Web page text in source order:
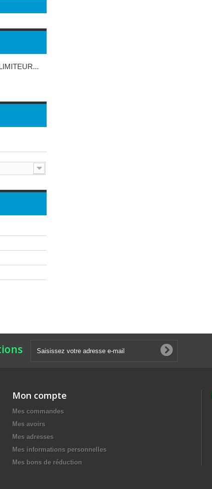
Mon compte
Mes commandes
Mes avoirs
Mes adresses
Mes informations personnelles
Mes bons de réduction